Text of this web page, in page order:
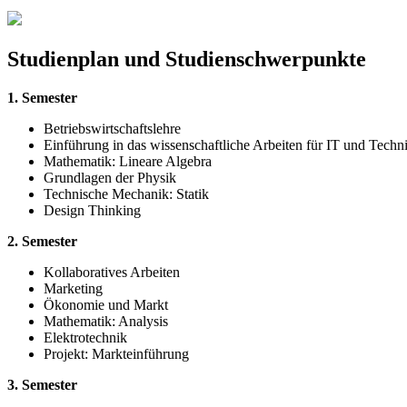
Studienplan und Studienschwerpunkte
1. Semester
Betriebswirtschaftslehre
Einführung in das wissenschaftliche Arbeiten für IT und
Mathematik: Lineare Algebra
Grundlagen der Physik
Technische Mechanik: Statik
Design Thinking
2. Semester
Kollaboratives Arbeiten
Marketing
Ökonomie und Markt
Mathematik: Analysis
Elektrotechnik
Projekt: Markteinführung
3. Semester